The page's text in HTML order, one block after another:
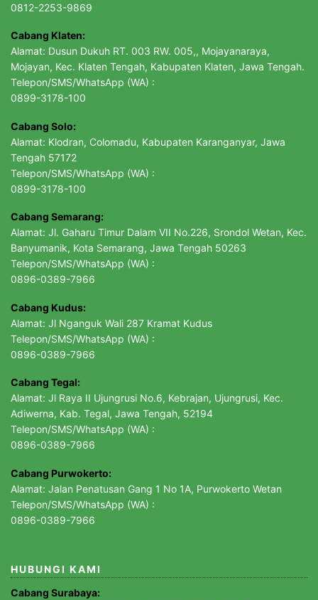
0812-2253-9869
Cabang Klaten:
Alamat: Dusun Dukuh RT. 003 RW. 005,, Mojayanaraya,
Mojayan, Kec. Klaten Tengah, Kabupaten Klaten, Jawa Tengah.
Telepon/SMS/WhatsApp (WA) :
0899-3178-100
Cabang Solo:
Alamat: Klodran, Colomadu, Kabupaten Karanganyar, Jawa
Tengah 57172
Telepon/SMS/WhatsApp (WA) :
0899-3178-100
Cabang Semarang:
Alamat: Jl. Gaharu Timur Dalam VII No.226, Srondol Wetan, Kec.
Banyumanik, Kota Semarang, Jawa Tengah 50263
Telepon/SMS/WhatsApp (WA) :
0896-0389-7966
Cabang Kudus:
Alamat: Jl Nganguk Wali 287 Kramat Kudus
Telepon/SMS/WhatsApp (WA) :
0896-0389-7966
Cabang Tegal:
Alamat: Jl Raya II Ujungrusi No.6, Kebrajan, Ujungrusi, Kec.
Adiwerna, Kab. Tegal, Jawa Tengah, 52194
Telepon/SMS/WhatsApp (WA) :
0896-0389-7966
Cabang Purwokerto:
Alamat: Jalan Penatusan Gang 1 No 1A, Purwokerto Wetan
Telepon/SMS/WhatsApp (WA) :
0896-0389-7966
HUBUNGI KAMI
Cabang Surabaya: